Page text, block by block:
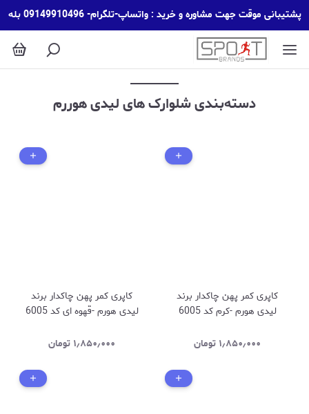
پشتیبانی موقت جهت مشاوره و خرید : واتساپ-تلگرام- 09149910496 بله
دسته‌بندی شلوارک های لیدی هوررم
کاپری کمر پهن چاکدار برند
لیدی هورم -کرم کد 6005
۱٫۸۵۰٫۰۰۰ تومان
کاپری کمر پهن چاکدار برند
لیدی هورم -قهوه ای کد 6005
۱٫۸۵۰٫۰۰۰ تومان